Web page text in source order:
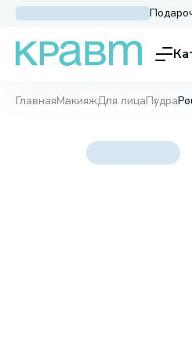
ГлавнаяМакияжДля лицаПудра